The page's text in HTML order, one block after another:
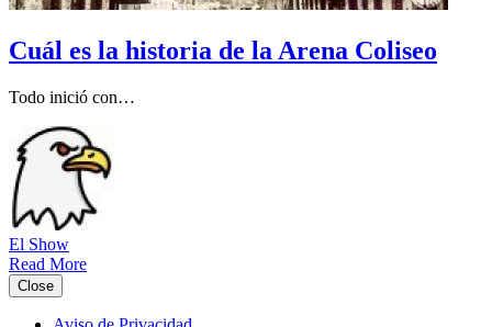
Cuál es la historia de la Arena Coliseo
Todo inició con…
El Show
Read More
Close